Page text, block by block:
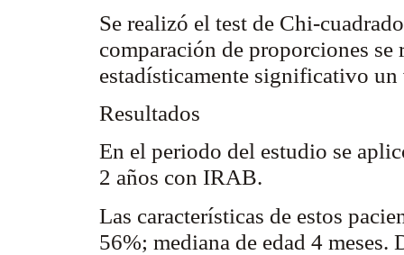
Se realizó el test de Chi-
comparación de proporciones se
estadísticamente significativo
Resultados
En el periodo del estudio se
2 años con IRAB.
Las características de estos
56%; mediana de edad 4